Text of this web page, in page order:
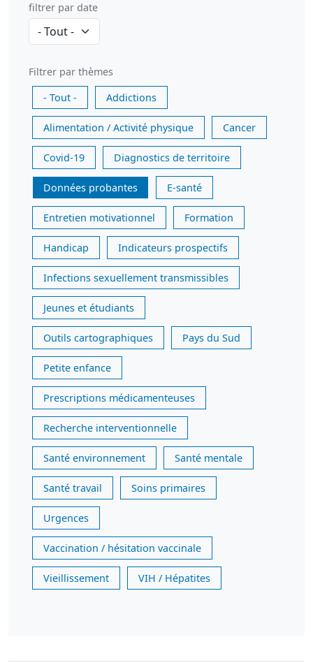
filtrer par date
Filtrer par thèmes
- Tout -
Addictions
Alimentation / Activité physique Cancer
Covid-19 Diagnostics de territoire
Données probantes E-santé
Entretien motivationnel Formation
Handicap Indicateurs prospectifs
Infections sexuellement transmissibles
Jeunes et étudiants
Outils cartographiques Pays du Sud
Petite enfance
Prescriptions médicamenteuses
Recherche interventionnelle
Santé environnement Santé mentale
Santé travail Soins primaires
Urgences
Vaccination / hésitation vaccinale
Vieillissement VIH / Hépatites